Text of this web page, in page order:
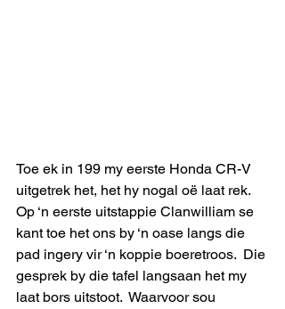
Toe ek in 199 my eerste Honda CR-V
uitgetrek het, het hy nogal oë laat rek.
Op ‘n eerste uitstappie Clanwilliam se
kant toe het ons by ‘n oase langs die
pad ingery vir ‘n koppie boeretroos.  Die
gesprek by die tafel langsaan het my
laat bors uitstoot.  Waarvoor sou